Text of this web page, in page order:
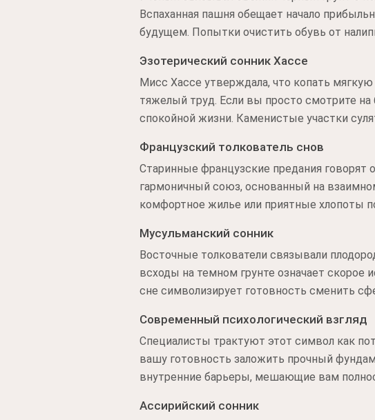
Вспаханная пашня обещает начало
будущем. Попытки очистить обувь от
Эзотерический сонник Хассе
Мисс Хассе утверждала, что копать
тяжелый труд. Если вы просто смотрите
спокойной жизни. Каменистые участки
Французский толкователь снов
Старинные французские предания
гармоничный союз, основанный на
комфортное жилье или приятные хлопоты
Мусульманский сонник
Восточные толкователи связывали
всходы на темном грунте означает скорое
сне символизирует готовность сменить
Современный психологический взгляд
Специалисты трактуют этот символ как
вашу готовность заложить прочный
внутренние барьеры, мешающие вам
Ассирийский сонник